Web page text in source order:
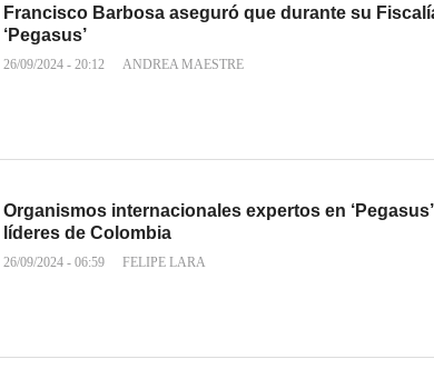
Francisco Barbosa aseguró que durante su
‘Pegasus’
26/09/2024 - 20:12 ANDREA MAESTRE
Organismos internacionales expertos en
líderes de Colombia
26/09/2024 - 06:59 FELIPE LARA